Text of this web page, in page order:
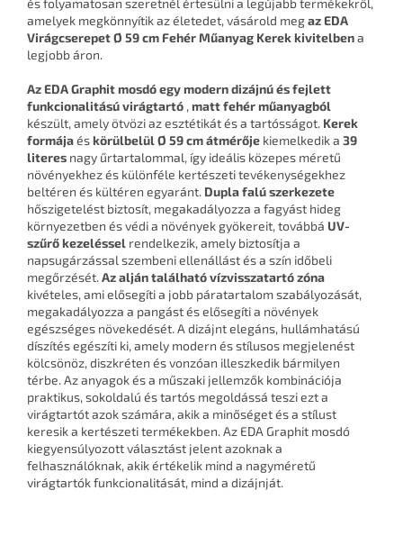
és folyamatosan szeretnél értesülni a legújabb termékekről,
amelyek megkönnyítik az életedet, vásárold megaz EDA
Virágcserepet Ø 59 cm Fehér Műanyag Kerek kivitelbena
legjobb áron.
Az EDA Graphit mosdóegy modern dizájnú és fejlett
funkcionalitású virágtartó , matt fehér műanyagból
készült, amely ötvözi az esztétikát és a tartósságot. Kerek
formájaéskörülbelül Ø 59 cm átmérője kiemelkedik a 39
literes nagy űrtartalommal, így ideális közepes méretű
növényekhez és különféle kertészeti tevékenységekhez
beltéren és kültéren egyaránt. Dupla falú szerkezete
hőszigetelést biztosít, megakadályozza a fagyást hideg
környezetben és védi a növények gyökereit, továbbá UV-
szűrő kezeléssel rendelkezik, amely biztosítja a
napsugárzással szembeni ellenállást és a szín időbeli
megőrzését. Az alján található vízvisszatartó zóna
kivételes, ami elősegíti a jobb páratartalom szabályozását,
megakadályozza a pangást és elősegíti a növények
egészséges növekedését. A dizájnt elegáns, hullámhatású
díszítés egészíti ki, amely modern és stílusos megjelenést
kölcsönöz, diszkréten és vonzóan illeszkedik bármilyen
térbe. Az anyagok és a műszaki jellemzők kombinációja
praktikus, sokoldalú és tartós megoldássá teszi ezt a
virágtartót azok számára, akik a minőséget és a stílust
keresik a kertészeti termékekben. Az EDA Graphit mosdó
kiegyensúlyozott választást jelent azoknak a
felhasználóknak, akik értékelik mind a nagyméretű
virágtartók funkcionalitását, mind a dizájnját.